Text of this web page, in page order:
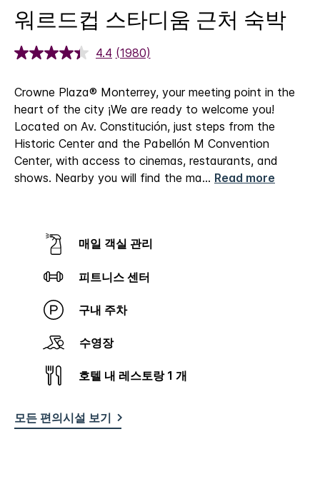
워르드컵 스타디움 근처 숙박
4.4 (1980)
Crowne Plaza® Monterrey, your meeting point in the
heart of the city ¡We are ready to welcome you!
Located on Av. Constitución, just steps from the
Historic Center and the Pabellón M Convention
Center, with access to cinemas, restaurants, and
shows. Nearby you will find the ma... Read more
매일 객실 관리
피트니스 센터
구내 주차
수영장
호텔 내 레스토랑 1 개
모든 편의시설 보기